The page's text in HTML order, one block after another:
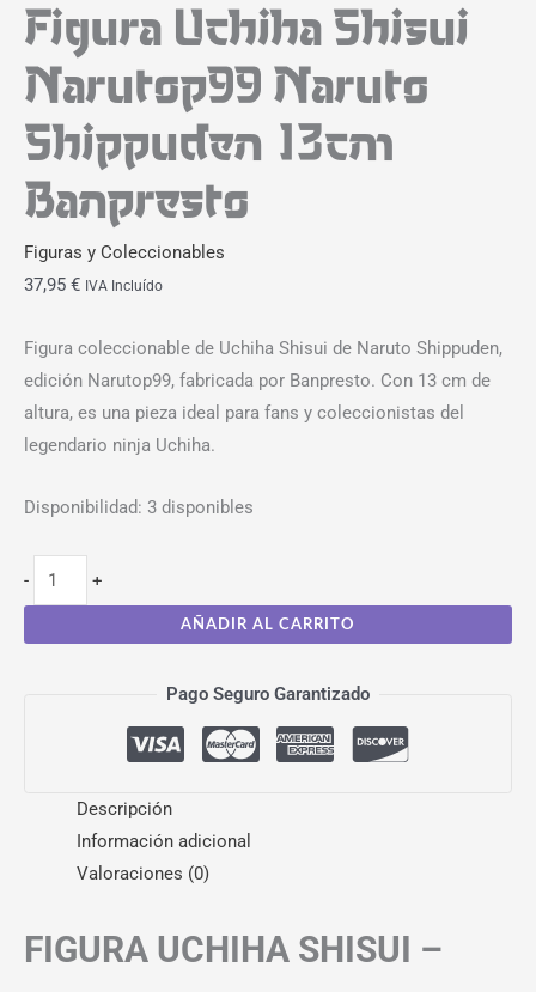
Figura Uchiha Shisui
Narutop99 Naruto
Shippuden 13cm
Banpresto
Figuras y Coleccionables
37,95 € IVA Incluído
Figura coleccionable de Uchiha Shisui de Naruto Shippuden,
edición Narutop99, fabricada por Banpresto. Con 13 cm de
altura, es una pieza ideal para fans y coleccionistas del
legendario ninja Uchiha.
Disponibilidad: 3 disponibles
- +
AÑADIR AL CARRITO
Pago Seguro Garantizado
Descripción
Información adicional
Valoraciones (0)
FIGURA UCHIHA SHISUI –